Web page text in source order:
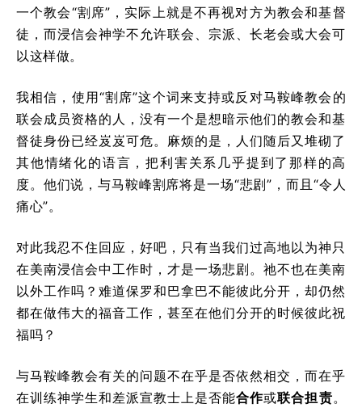
一个教会“割席”，实际上就是不再视对方为教会和基督
徒，而浸信会神学不允许联会、宗派、长老会或大会可
以这样做。
我相信，使用“割席”这个词来支持或反对马鞍峰教会的
联会成员资格的人，没有一个是想暗示他们的教会和基
督徒身份已经岌岌可危。麻烦的是，人们随后又堆砌了
其他情绪化的语言，把利害关系几乎提到了那样的高
度。他们说，与马鞍峰割席将是一场“悲剧”，而且“令人
痛心”。
对此我忍不住回应，好吧，只有当我们过高地以为神只
在美南浸信会中工作时，才是一场悲剧。祂不也在美南
以外工作吗？难道保罗和巴拿巴不能彼此分开，却仍然
都在做伟大的福音工作，甚至在他们分开的时候彼此祝
福吗？
与马鞍峰教会有关的问题不在乎是否依然相交，而在乎
在训练神学生和差派宣教士上是否能合作或联合担责。